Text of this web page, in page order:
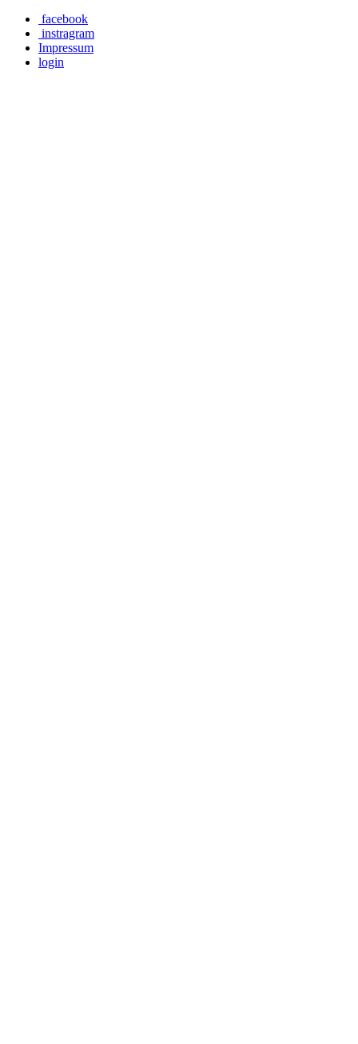
facebook
instragram
Impressum
login